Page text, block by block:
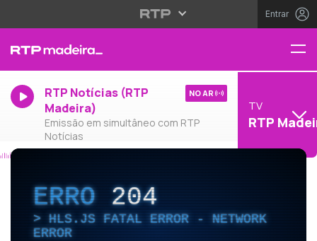
Entrar
RTP Notícias (RTP
Madeira)
Emissão em simultâneo com RTP
Notícias
NO AR
TV
RTP
ERRO204
HLS.JS FATAL ERROR - NETWORK
ERROR